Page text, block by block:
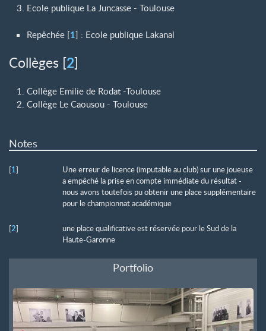
Ecole publique La Juncasse - Toulouse
Repêchée [1] : Ecole publique Lakanal
Collèges [2]
Collège Emilie de Rodat -Toulouse
Collège Le Caousou - Toulouse
Notes
[1]
Une erreur de licence (imputable au club) sur une joueuse
a empêché la prise en compte immédiate du résultat -
nous avons toutefois pu obtenir une place supplémentaire
pour le championnat académique
[2]
une place qualificative est réservée pour le Sud de la
Haute-Garonne
Portfolio